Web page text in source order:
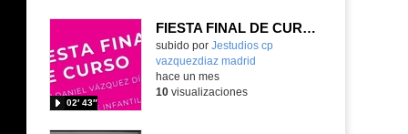
FIESTA FINAL DE CURSO PRIMER CICLO DE INFANTIL 2026
Contenido educativo.
subido por Jestudios cp
vazquezdiaz madrid
02′ 43″
hace un mes
10visualizaciones